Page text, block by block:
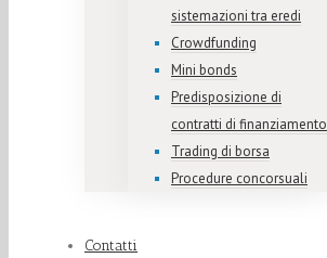
sistemazioni tra eredi
Crowdfunding
Mini bonds
Predisposizione di
contratti di finanziamento
Trading di borsa
Procedure concorsuali
Contatti